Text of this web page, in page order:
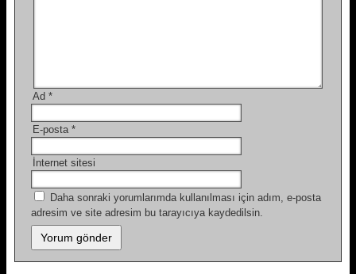
Ad *
E-posta *
İnternet sitesi
Daha sonraki yorumlarımda kullanılması için adım, e-posta
adresim ve site adresim bu tarayıcıya kaydedilsin.